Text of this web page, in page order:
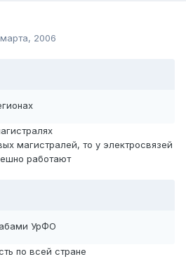
2006
магистралей, то у электросвязей
работают
УрФО
по всей стране